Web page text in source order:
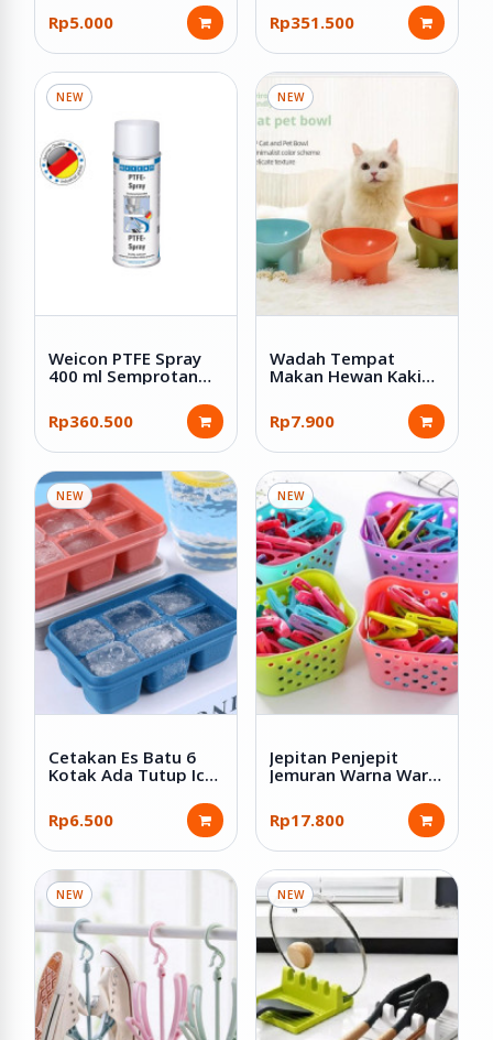
Rp5.000
Silikon Food Grade
NSF H1
Rp351.500
NEW
Weicon PTFE Spray
400 ml Semprotan
Lengket Tahan Panas
Anti Gesek
Rp360.500
NEW
Wadah Tempat
Makan Hewan Kaki
Rp7.900
NEW
Cetakan Es Batu 6
Kotak Ada Tutup Ice
Rp6.500
NEW
Jepitan Penjepit
Jemuran Warna Warni
Keranjang
Rp17.800
NEW NEW